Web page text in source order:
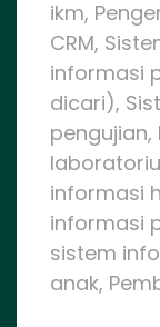
ikm,
CRM,
informasi
dicari),
informasi
informasi
sistem
anak,